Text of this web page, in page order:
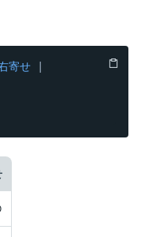
寄せ